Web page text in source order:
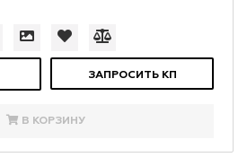
ЗАПРОСИТЬ КП
В КОРЗИНУ